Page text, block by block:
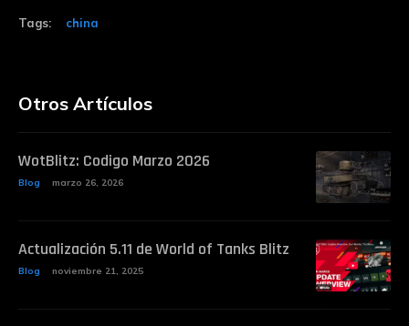
Tags: china
Otros Artículos
WotBlitz: Codigo Marzo 2026
Blog marzo 26, 2026
Actualización 5.11 de World of Tanks Blitz
Blog noviembre 21, 2025